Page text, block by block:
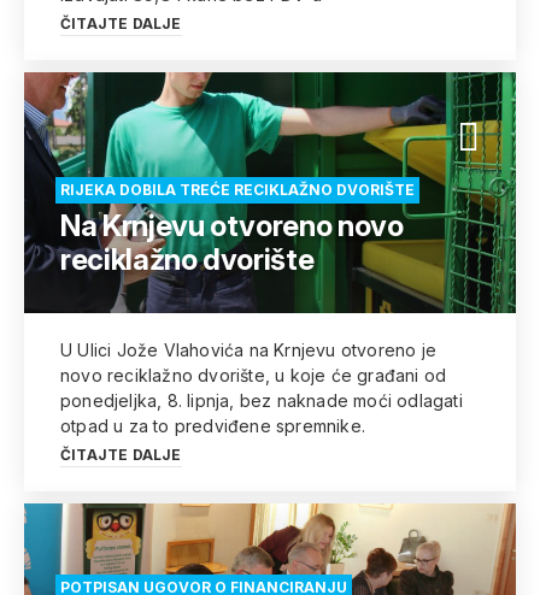
ČITAJTE DALJE
RIJEKA DOBILA TREĆE RECIKLAŽNO DVORIŠTE
Na Krnjevu otvoreno novo
reciklažno dvorište
U Ulici Jože Vlahovića na Krnjevu otvoreno je
novo reciklažno dvorište, u koje će građani od
ponedjeljka, 8. lipnja, bez naknade moći odlagati
otpad u za to predviđene spremnike.
ČITAJTE DALJE
POTPISAN UGOVOR O FINANCIRANJU